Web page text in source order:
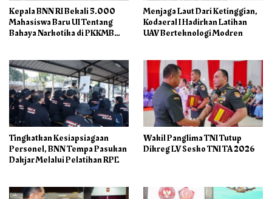
Kepala BNN RI Bekali 5.000
Mahasiswa Baru UI Tentang
Bahaya Narkotika di PKKMB
Menjaga Laut Dari Ketinggian,
Kodaeral I Hadirkan Latihan
UAV Berteknologi Modren
Tingkatkan Kesiapsiagaan
Personel, BNN Tempa Pasukan
Dakjar Melalui Pelatihan RPE
Wakil Panglima TNI Tutup
Dikreg LV Sesko TNI TA 2026